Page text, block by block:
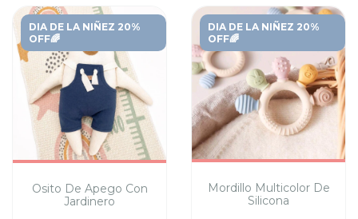
DIA DE LA NIÑEZ 20%
OFF🌈
Osito De Apego Con
Jardinero
DIA DE LA NIÑEZ 20%
OFF🌈
Mordillo Multicolor De
Silicona